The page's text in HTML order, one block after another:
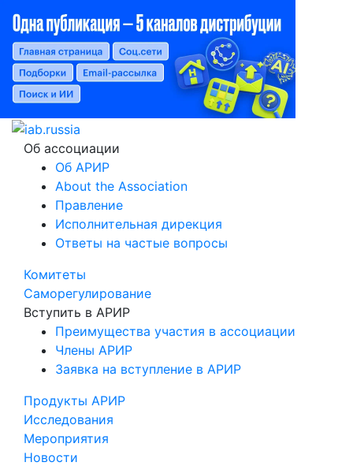
Об ассоциации
Об АРИР
About the Association
Правление
Исполнительная дирекция
Ответы на частые вопросы
Комитеты
Саморегулирование
Вступить в АРИР
Преимущества участия в ассоциации
Члены АРИР
Заявка на вступление в АРИР
Продукты АРИР
Исследования
Мероприятия
Новости